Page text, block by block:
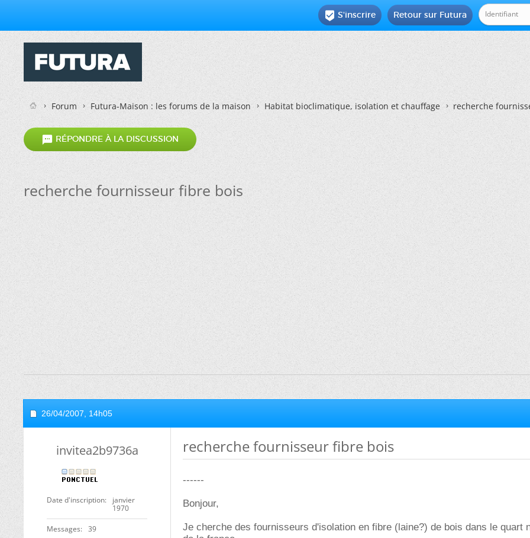
Retour sur Futura
 S'inscrire
Forum Futura-Maison : les forums de la maison Habitat bioclimatique, isolation et chauffage recherche
 RÉPONDRE À LA DISCUSSION
recherche fournisseur fibre bois
26/04/2007, 14h05
invitea2b9736a
Date d'inscription
janvier
1970
Messages 39
recherche fournisseur fibre bois
------
Bonjour,
Je cherche des fournisseurs d'isolation en fibre (laine?) de bois dans le quart